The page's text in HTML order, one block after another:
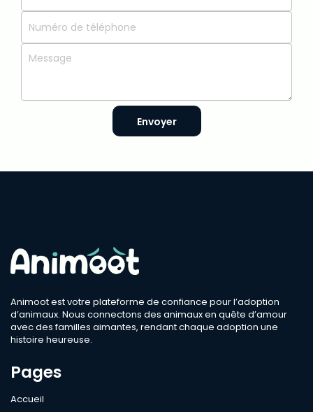
Envoyer
Animoot est votre plateforme de confiance pour l’adoption
d’animaux. Nous connectons des animaux en quête d’amour
avec des familles aimantes, rendant chaque adoption une
histoire heureuse.
Pages
Accueil